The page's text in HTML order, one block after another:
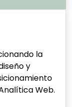
la
y
Web.